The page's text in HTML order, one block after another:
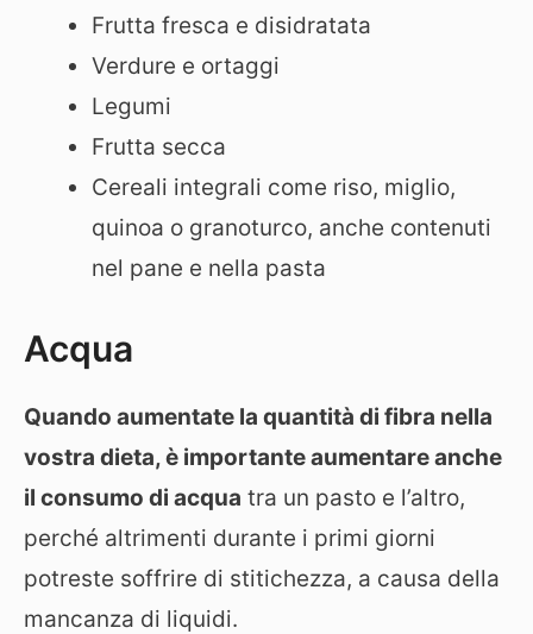
Frutta fresca e disidratata
Verdure e ortaggi
Legumi
Frutta secca
Cereali integrali come riso, miglio,
quinoa o granoturco, anche contenuti
nel pane e nella pasta
Acqua
Quando aumentate la quantità di fibra nella
vostra dieta, è importante aumentare anche
il consumo di acqua tra un pasto e l’altro,
perché altrimenti durante i primi giorni
potreste soffrire di stitichezza, a causa della
mancanza di liquidi.